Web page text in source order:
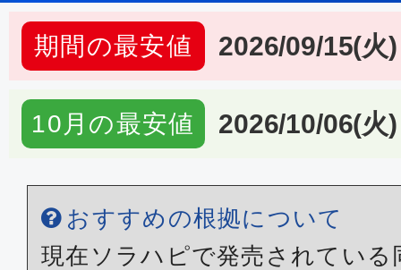
期間の最安値 2026/09/15(火)
10月の最安値 2026/10/06(火)
おすすめの根拠について
現在ソラハピで発売されている